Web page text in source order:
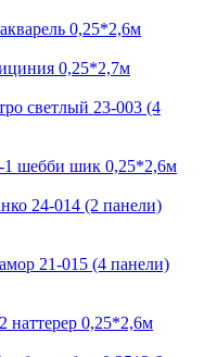
0,25*2,6м
0,25*2,7м
светлый 23-003 (4
шебби шик 0,25*2,6м
24-014 (2 панели)
21-015 (4 панели)
0,25*2,6м